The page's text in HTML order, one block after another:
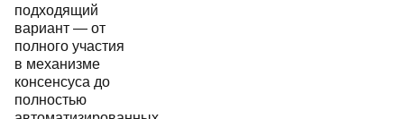
подходящий
вариант — от
полного участия
в механизме
консенсуса до
полностью